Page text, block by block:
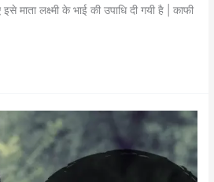
माता लक्ष्मी के भाई की उपाधि दी गयी है | काफी